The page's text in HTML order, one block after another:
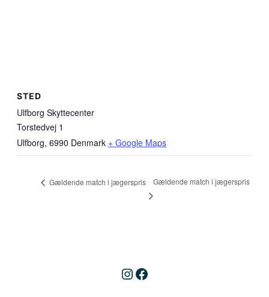
STED
Ulfborg Skyttecenter
Torstedvej 1
Ulfborg, 6990 Denmark + Google Maps
Gældende match i jægerspris Gældende match i jægerspris
Instagram
Facebook